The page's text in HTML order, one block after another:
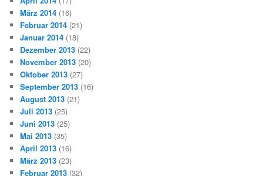
März 2014 (16)
Februar 2014 (21)
Januar 2014 (18)
Dezember 2013 (22)
November 2013 (20)
Oktober 2013 (27)
September 2013 (16)
August 2013 (21)
Juli 2013 (25)
Juni 2013 (25)
Mai 2013 (35)
April 2013 (16)
März 2013 (23)
Februar 2013 (32)